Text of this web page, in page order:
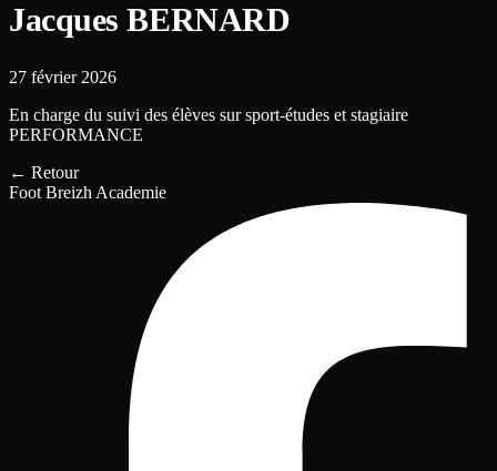
Jacques BERNARD
27 février 2026
En charge du suivi des élèves sur sport-études et stagiaire
PERFORMANCE
← Retour
Foot Breizh Academie